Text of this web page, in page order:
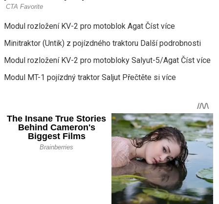
Modul rozložení KV-2 pro motoblok Agat Číst více
Minitraktor (Untik) z pojízdného traktoru Další podrobnosti
Modul rozložení KV-2 pro motobloky Salyut-5/Agat Číst více
Modul MT-1 pojízdný traktor Saljut Přečtěte si více